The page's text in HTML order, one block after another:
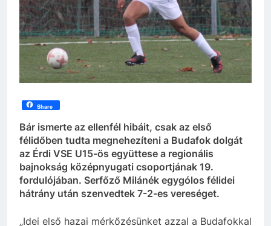
Share
Bár ismerte az ellenfél hibáit, csak az első
félidőben tudta megnehezíteni a Budafok dolgát
az Érdi VSE U15-ös együttese a regionális
bajnokság középnyugati csoportjának 19.
fordulójában. Serfőző Milánék egygólos félidei
hátrány után szenvedtek 7-2-es vereséget.
„Idei első hazai mérkőzésünket azzal a Budafokkal